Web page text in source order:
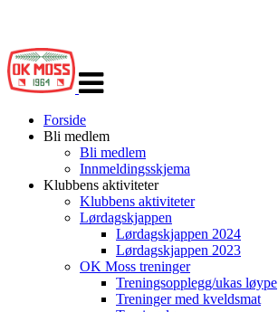
navigasjon
Forside
Bli medlem
Bli medlem
Innmeldingsskjema
Klubbens aktiviteter
Klubbens aktiviteter
Lørdagskjappen
Lørdagskjappen 2024
Lørdagskjappen 2023
OK Moss treninger
Treningsopplegg/ukas løype
Treninger med kveldsmat